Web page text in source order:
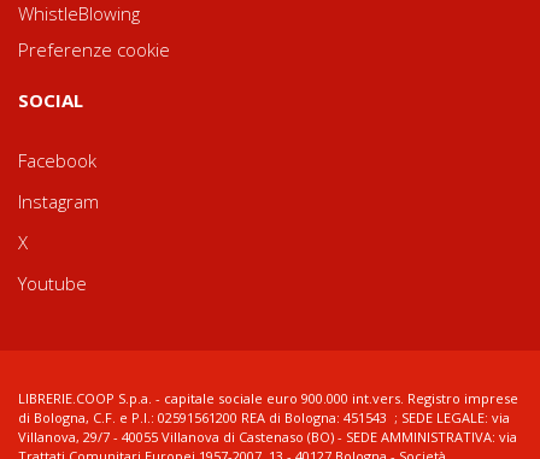
WhistleBlowing
Preferenze cookie
SOCIAL
Facebook
Instagram
X
Youtube
LIBRERIE.COOP S.p.a. - capitale sociale euro 900.000 int.vers. Registro imprese
di Bologna, C.F. e P.I.: 02591561200 REA di Bologna: 451543 ; SEDE LEGALE: via
Villanova, 29/7 - 40055 Villanova di Castenaso (BO) - SEDE AMMINISTRATIVA: via